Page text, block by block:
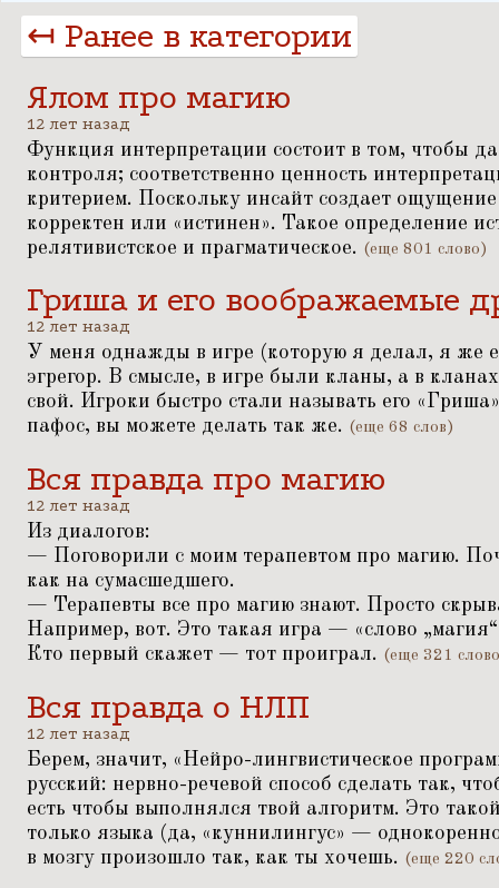
↤ Ранее в категории
Ялом про магию
12 лет назад
Функция интерпретации состоит в том, чтобы
контроля; соответственно ценность
критерием. Поскольку инсайт создает
корректен или «истинен». Такое определение
релятивистское и прагматическое. (еще 801 слово)
Гриша и его воображаемые
12 лет назад
У меня однажды в игре (которую я делал, я же
эгрегор. В смысле, в игре были кланы, а в
свой. Игроки быстро стали называть его «
пафос, вы можете делать так же. (еще 68 слов)
Вся правда про магию
12 лет назад
Из диалогов:
— Поговорили с моим терапевтом про магию.
как на сумасшедшего.
— Терапевты все про магию знают. Просто
Например, вот. Это такая игра — «слово „
Кто первый скажет — тот проиграл. (еще 321
Вся правда о НЛП
12 лет назад
Берем, значит, «Нейро-лингвистическое
русский: нервно-речевой способ сделать так,
есть чтобы выполнялся твой алгоритм. Это
только языка (да, «куннилингус» —
в мозгу произошло так, как ты хочешь. (еще 220